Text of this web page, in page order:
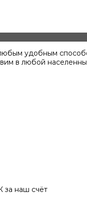
удобным
в любой
за наш счёт